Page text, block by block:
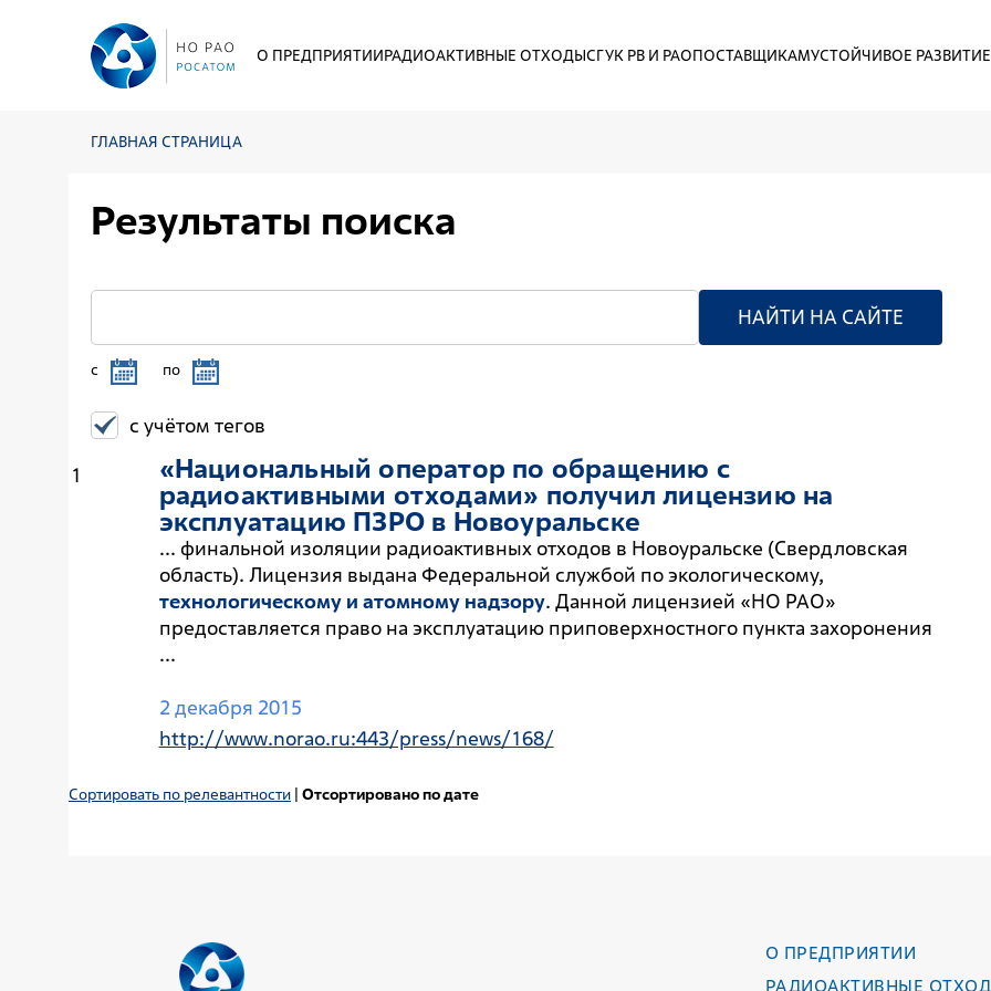
О ПРЕДПРИЯТИИРАДИОАКТИВНЫЕ ОТХОДЫСГУК РВ И РАОПОСТАВЩИКАМУСТОЙЧИВОЕ РАЗВИТИЕ
ГЛАВНАЯ СТРАНИЦА
Результаты поиска
НАЙТИ НА САЙТЕ
c по
с учётом тегов
1
«Национальный оператор по обращению с
радиоактивными отходами» получил лицензию на
эксплуатацию ПЗРО в Новоуральске
... финальной изоляции радиоактивных отходов в Новоуральске (Свердловская
область). Лицензия выдана Федеральной службой по экологическому,
технологическому и атомному надзору. Данной лицензией «НО РАО»
предоставляется право на эксплуатацию приповерхностного пункта захоронения
...
2 декабря 2015
http://www.norao.ru:443/press/news/168/
Сортировать по релевантности | Отсортировано по дате
О ПРЕДПРИЯТИИ
РАДИОАКТИВНЫЕ